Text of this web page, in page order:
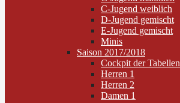
C-Jugend weiblich
D-Jugend gemischt
E-Jugend gemischt
Minis
Saison 2017/2018
Cockpit der Tabellen
Herren 1
Herren 2
Damen 1